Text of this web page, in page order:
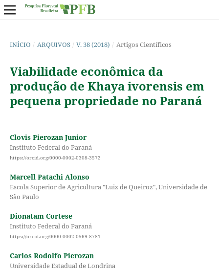
INÍCIO / ARQUIVOS / V. 38 (2018) / Artigos Científicos
Viabilidade econômica da
produção de Khaya ivorensis em
pequena propriedade no Paraná
Clovis Pierozan Junior
Instituto Federal do Paraná
https://orcid.org/0000-0002-0308-3572
Marcell Patachi Alonso
Escola Superior de Agricultura "Luiz de Queiroz", Universidade de
São Paulo
Dionatam Cortese
Instituto Federal do Paraná
https://orcid.org/0000-0002-0569-8781
Carlos Rodolfo Pierozan
Universidade Estadual de Londrina